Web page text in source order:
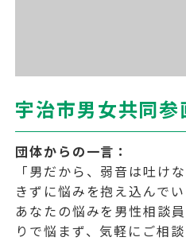
宇治市男女共同
団体からの一言：
「男だから、弱音は吐け
きずに悩みを抱え込んで
あなたの悩みを男性相談
りで悩まず、気軽にご相談